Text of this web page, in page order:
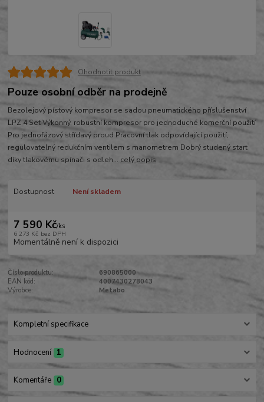
Ohodnotit produkt
Pouze osobní odběr na prodejně
Bezolejový pístový kompresor se sadou pneumatického příslušenství
LPZ 4 Set Výkonný, robustní kompresor pro jednoduché komerční použití
Pro jednofázový střídavý proud Pracovní tlak odpovídající použití,
regulovatelný redukčním ventilem s manometrem Dobrý studený start
díky tlakovému spínači s odleh... celý popis
Dostupnost Není skladem
7 590 Kč/ks
6 273 Kč bez DPH
Momentálně není k dispozici
Číslo produktu:
690865000
EAN kód:
4007430278043
Výrobce:
Metabo
Kompletní specifikace
Hodnocení 1
Komentáře 0